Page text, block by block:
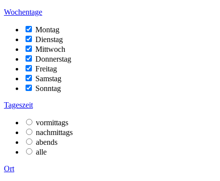
Wochentage
Montag
Dienstag
Mittwoch
Donnerstag
Freitag
Samstag
Sonntag
Tageszeit
vormittags
nachmittags
abends
alle
Ort